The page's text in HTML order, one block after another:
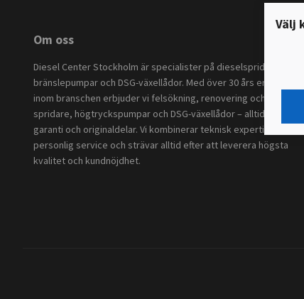
Välj
Om oss
Diesel Center Stockholm är specialister på dieselspridare,
bränslepumpar och DSG-växellådor. Med över 30 års erfarenhet
inom branschen erbjuder vi felsökning, renovering och service
spridare, högtryckspumpar och DSG-växellådor – alltid med
garanti och originaldelar. Vi kombinerar teknisk expertis med
personlig service och strävar alltid efter att leverera högsta
kvalitet och kundnöjdhet.